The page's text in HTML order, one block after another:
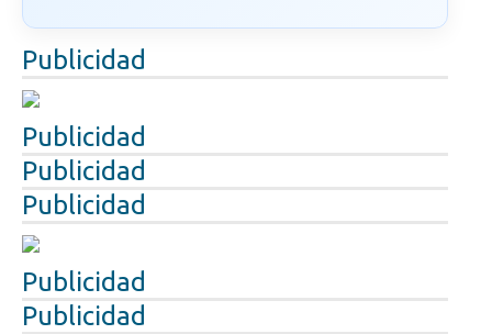
Publicidad
Publicidad
Publicidad
Publicidad
Publicidad
Publicidad